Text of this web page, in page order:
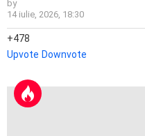
by
14 iulie, 2026, 18:30
478
Upvote Downvote